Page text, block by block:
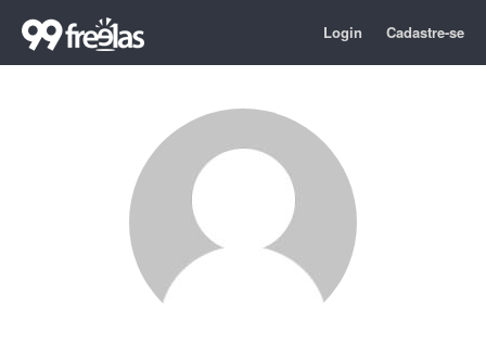
Login Cadastre-se